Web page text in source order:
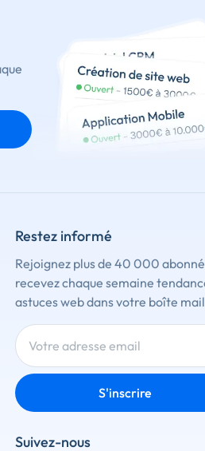
Restez informé
Rejoignez plus de 40 000
recevez chaque semaine
astuces web dans votre boîte
S'inscrire
Suivez-nous